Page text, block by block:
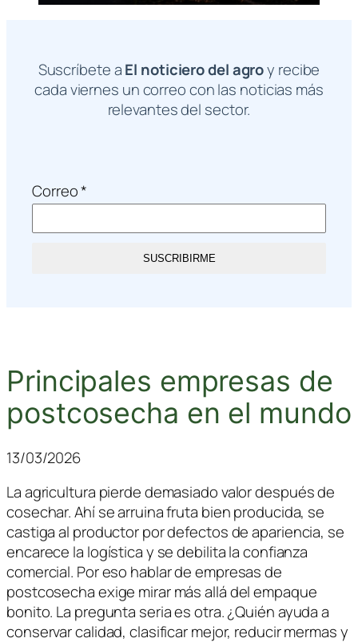
Suscríbete aEl noticiero del agroy recibe
cada viernes un correo con las noticias más
relevantes del sector.
Correo*
SUSCRIBIRME
Principales empresas de
postcosecha en el mundo
13/03/2026
La agricultura pierde demasiado valor después de
cosechar. Ahí se arruina fruta bien producida, se
castiga al productor por defectos de apariencia, se
encarece la logística y se debilita la confianza
comercial. Por eso hablar de empresas de
postcosecha exige mirar más allá del empaque
bonito. La pregunta seria es otra. ¿Quién ayuda a
conservar calidad, clasificar mejor, reducir mermas y